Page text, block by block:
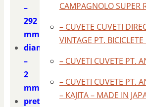
–
292
mm.
diametrul
–
2
mm.
pret
CAMPAGNOLO SUPER
– CUVETE CUVETI
VINTAGE PT. BICICLETE
– CUVETI CUVETE PT.
– CUVETI CUVETE PT.
– KAJITA – MADE IN